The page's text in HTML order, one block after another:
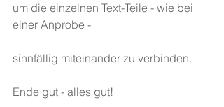
um die einzelnen Text-Teile - wie bei
einer Anprobe -
sinnfällig miteinander zu verbinden.
Ende gut - alles gut!